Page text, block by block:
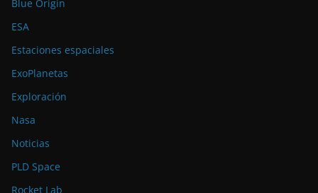
Blue Origin
ESA
Estaciones espaciales
ExoPlanetas
Exploración
Nasa
Noticias
PLD Space
Rocket Lab